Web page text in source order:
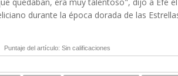
durante la época dorada de las
Puntaje del artículo: Sin calificaciones